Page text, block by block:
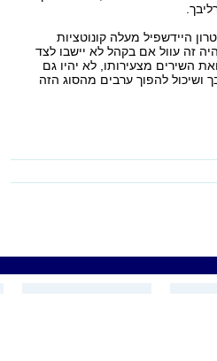
היידשפיל מעלה קונוטציות
זה עוול אם בקהל לא יישבו לצד
השירים מצעירותו, לא יהיו גם
ושיכול להפוך ערבים מהסוג הזה